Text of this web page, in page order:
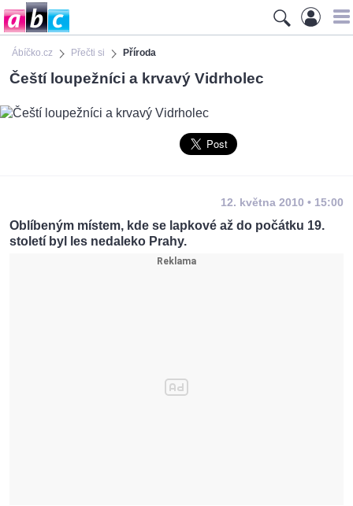
Ábíčko.cz Přečti si Příroda
Čeští loupežníci a krvavý Vidrholec
12. května 2010 • 15:00
Oblíbeným místem, kde se lapkové až do počátku 19.
století byl les nedaleko Prahy.